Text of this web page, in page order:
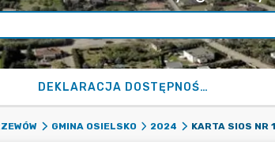
DEKLARACJA DOSTĘPNOŚCI
GMINA OSIELSKO 2024